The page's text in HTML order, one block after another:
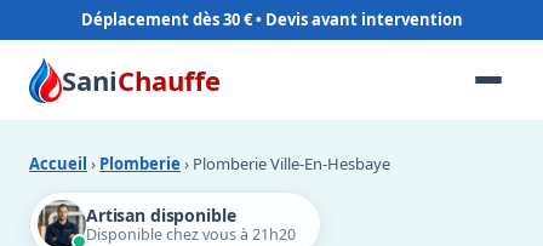
Déplacement dès 30 €
SaniChauffe
Accueil › Plomberie › Plomberie Ville-En-Hesbaye
Artisan disponible
Disponible chez vous à 21h20